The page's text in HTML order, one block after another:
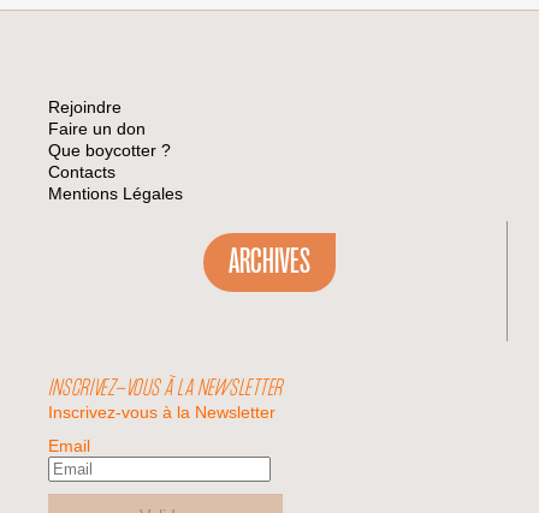
Rejoindre
Faire un don
Que boycotter ?
Contacts
Mentions Légales
ARCHIVES
INSCRIVEZ-VOUS À LA NEWSLETTER
Inscrivez-vous à la Newsletter
Email